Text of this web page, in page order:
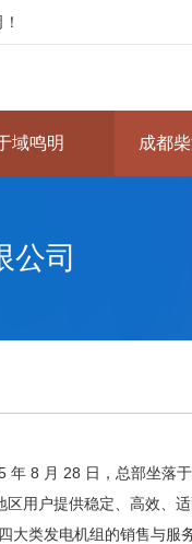
域鸣明 成都
公司
年 8 月 28 日，总部坐落
用户提供稳定、高效、适
大类发电机组的销售与服